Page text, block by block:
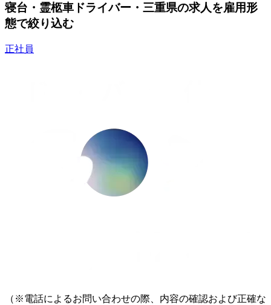
寝台・霊柩車ドライバー・三重県の求人を雇用形
態で絞り込む
正社員
（※電話によるお問い合わせの際、内容の確認および正確な